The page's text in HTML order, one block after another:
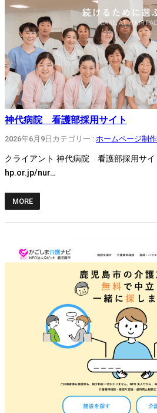
神代病院 看護部採用サイト
2026年6月9日 カテゴリー : ホームページ制作
クライアント 神代病院 看護部採用サ
hp.or.jp/nur…
MORE